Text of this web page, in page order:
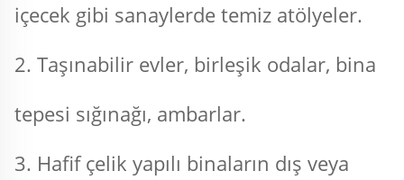
içecek gibi sanaylerde temiz atölyeler.
2. Taşınabilir evler, birleşik odalar, bina
tepesi sığınağı, ambarlar.
3. Hafif çelik yapılı binaların dış veya